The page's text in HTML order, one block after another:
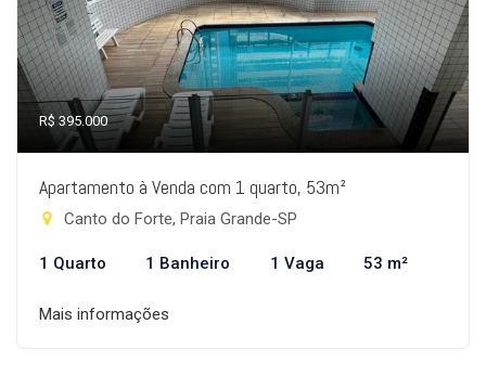
R$ 395.000
Apartamento à Venda com 1 quarto, 53m²
Canto do Forte, Praia Grande-SP
1 Quarto 1 Banheiro 1 Vaga 53 m²
Mais informações